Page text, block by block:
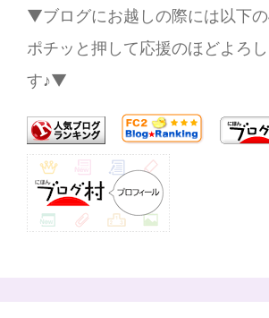
▼ブログにお越しの際には以下
ポチッと押して応援のほどよろ
す♪▼